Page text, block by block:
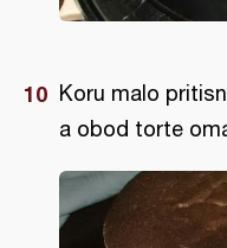
Koru malo
a obod torte